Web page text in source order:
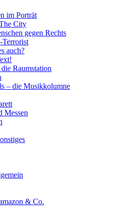
im Porträt
City
gegen Rechts
auch?
Raumstation
– die Musikkolumne
Messen
& Co.